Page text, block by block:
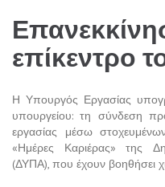
επίκεντρο
Η Υπουργός Εργασίας
υπουργείου: τη σύνδεση
εργασίας μέσω
«Ημέρες Καριέρας» της
(ΔΥΠΑ), που έχουν βοηθήσει